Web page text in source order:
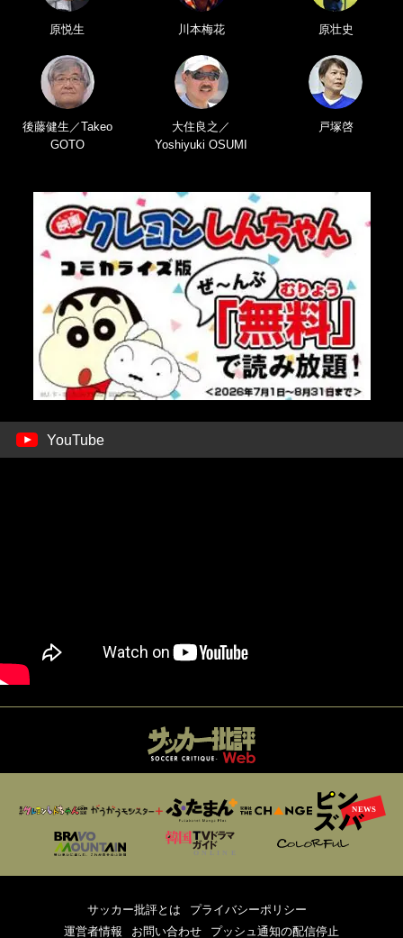
原悦生 川本梅花 原壮史
後藤健生／Takeo
GOTO
大住良之／
Yoshiyuki OSUMI
戸塚啓
YouTube
サッカー批評とは
プライバシーポリシー
運営者情報
お問い合わせ プッシュ通知の配信停止